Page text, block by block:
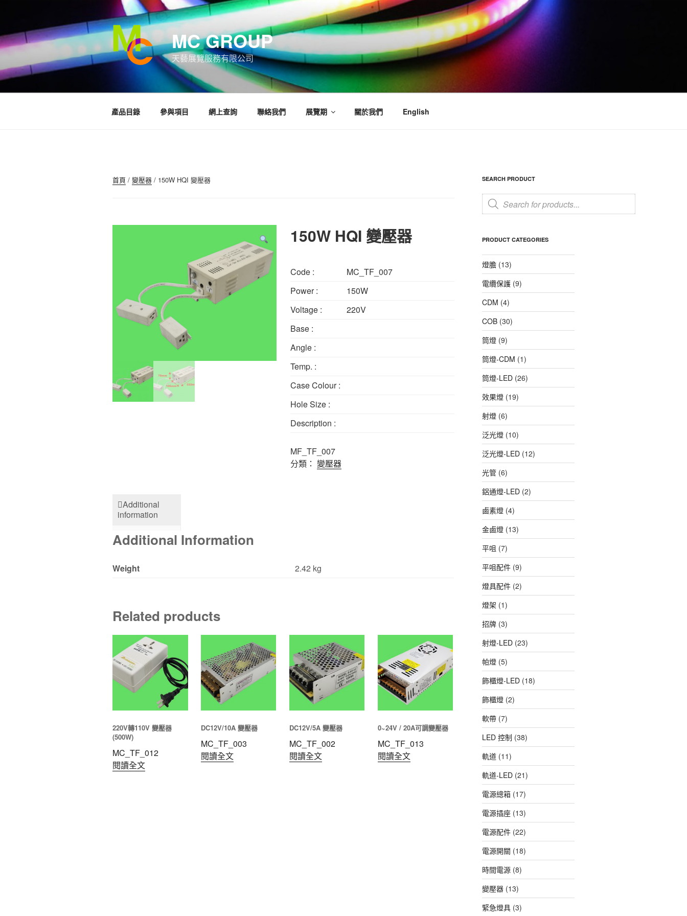
容
MC GROUP
天藝展覽服務有限公司
產品目錄 參與項目 網上查詢 聯絡我們 展覽期 關於我們 English
首頁 / 變壓器 / 150W HQI 變壓器
150W HQI 變壓器
Code :
MC_TF_007
Power :
150W
Voltage :
220V
Base :
Angle :
Temp. :
Case Colour :
Hole Size :
Description :
MF_TF_007
分類： 變壓器
Additional
information
Additional Information
Weight 2.42 kg
Related products
220V轉110V 變壓器
(500W)
MC_TF_012
閱讀全文
DC12V/10A 變壓器
MC_TF_003
閱讀全文
DC12V/5A 變壓器
MC_TF_002
閱讀全文
0~24V / 20A可調變壓器
MC_TF_013
閱讀全文
SEARCH PRODUCT
Products
search
PRODUCT CATEGORIES
燈膽 (13)
電纜保護 (9)
CDM (4)
COB (30)
筒燈 (9)
筒燈-CDM (1)
筒燈-LED (26)
效果燈 (19)
射燈 (6)
泛光燈 (10)
泛光燈-LED (12)
光管 (6)
鋁通燈-LED (2)
鹵素燈 (4)
金鹵燈 (13)
平咀 (7)
平咀配件 (9)
燈具配件 (2)
燈架 (1)
招牌 (3)
射燈-LED (23)
帕燈 (5)
飾櫃燈-LED (18)
飾櫃燈 (2)
軟帶 (7)
LED 控制 (38)
軌道 (11)
軌道-LED (21)
電源總箱 (17)
電源插座 (13)
電源配件 (22)
電源開關 (18)
時間電源 (8)
變壓器 (13)
緊急燈具 (3)